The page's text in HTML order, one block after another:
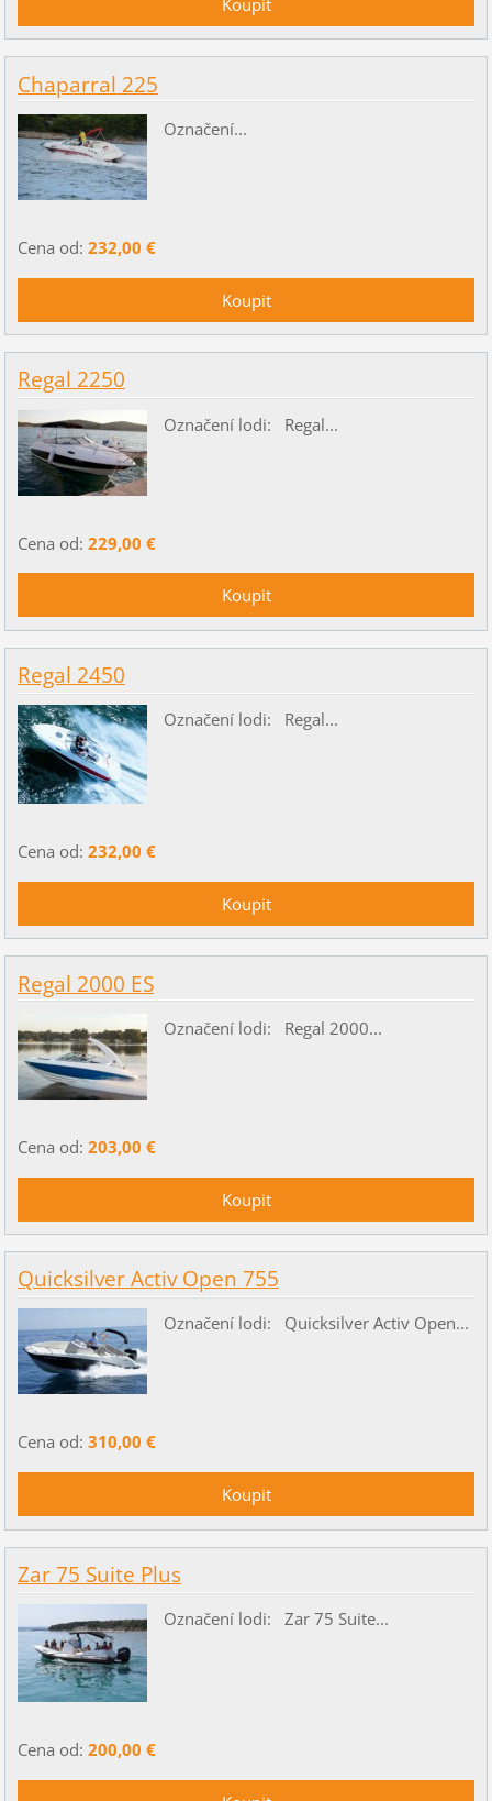
Chaparral 225
Označení...
Cena od: 232,00 €
Regal 2250
Označení lodi: Regal...
Cena od: 229,00 €
Regal 2450
Označení lodi: Regal...
Cena od: 232,00 €
Regal 2000 ES
Označení lodi: Regal 2000...
Cena od: 203,00 €
Quicksilver Activ Open 755
Označení lodi: Quicksilver Activ Open...
Cena od: 310,00 €
Zar 75 Suite Plus
Označení lodi: Zar 75 Suite...
Cena od: 200,00 €